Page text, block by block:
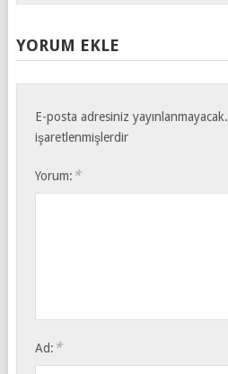
YORUM EKLE
E-posta adresiniz yayınlanmayacak.
işaretlenmişlerdir
Yorum: *
Ad: *